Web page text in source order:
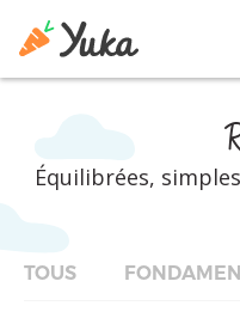
Équilibrées,
TOUS